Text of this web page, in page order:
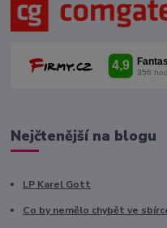
Nejčtenější na blogu
LP Karel Gott
Co by nemělo chybět ve